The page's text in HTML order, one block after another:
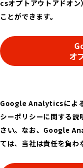
csオプトアウトアドオ
ことができます。
オ
Google Analyticsによ
シーポリシーに関する
さい。なお、Google
ては、当社は責任を負わ